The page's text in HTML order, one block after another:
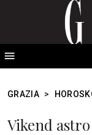
GRAZIA >
Vikend